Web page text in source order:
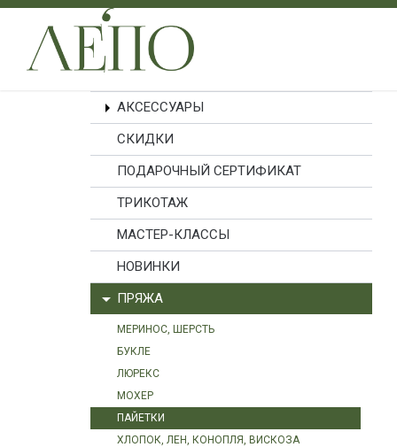
АКСЕССУАРЫ
СКИДКИ
ПОДАРОЧНЫЙ СЕРТИФИКАТ
ТРИКОТАЖ
МАСТЕР-КЛАССЫ
НОВИНКИ
ПРЯЖА
МЕРИНОС, ШЕРСТЬ
БУКЛЕ
ЛЮРЕКС
МОХЕР
ПАЙЕТКИ
ХЛОПОК, ЛЕН, КОНОПЛЯ, ВИСКОЗА